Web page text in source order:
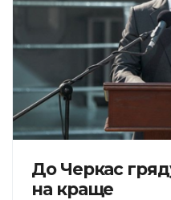
До Черкас
на краще